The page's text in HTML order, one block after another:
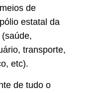
de
estatal da
transporte,
etc).
de tudo o